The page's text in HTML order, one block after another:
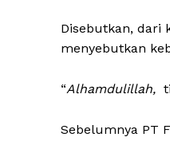
Disebutkan, dari
menyebutkan
“Alhamdulillah,
Sebelumnya PT